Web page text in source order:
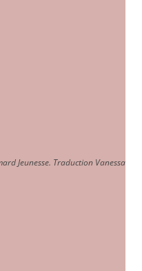
Jeunesse. Traduction Vanessa